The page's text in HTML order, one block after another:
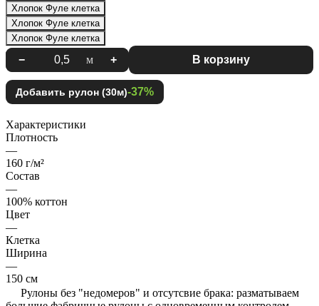
Хлопок Фуле клетка
Хлопок Фуле клетка
Хлопок Фуле клетка
− м + В корзину
Добавить рулон (30м)-37%
Характеристики
Плотность
—
160 г/м²
Состав
—
100% коттон
Цвет
—
Клетка
Ширина
—
150 см
Рулоны без "недомеров" и отсутсвие брака: разматываем